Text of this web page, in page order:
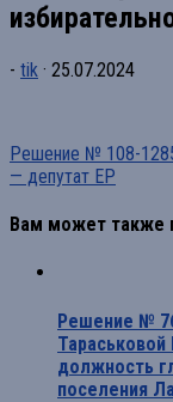
- tik · 25.07.2024
Решение № 108-
— депутат ЕР
Вам может также
Решение №
должность
поселения